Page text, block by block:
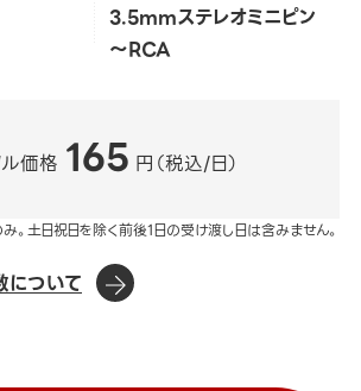
3.5mmステレオミニピン
～RCA
価格 165 円（税込/日）
土日祝日を除く前後1日の受け渡し日は含みません。
について